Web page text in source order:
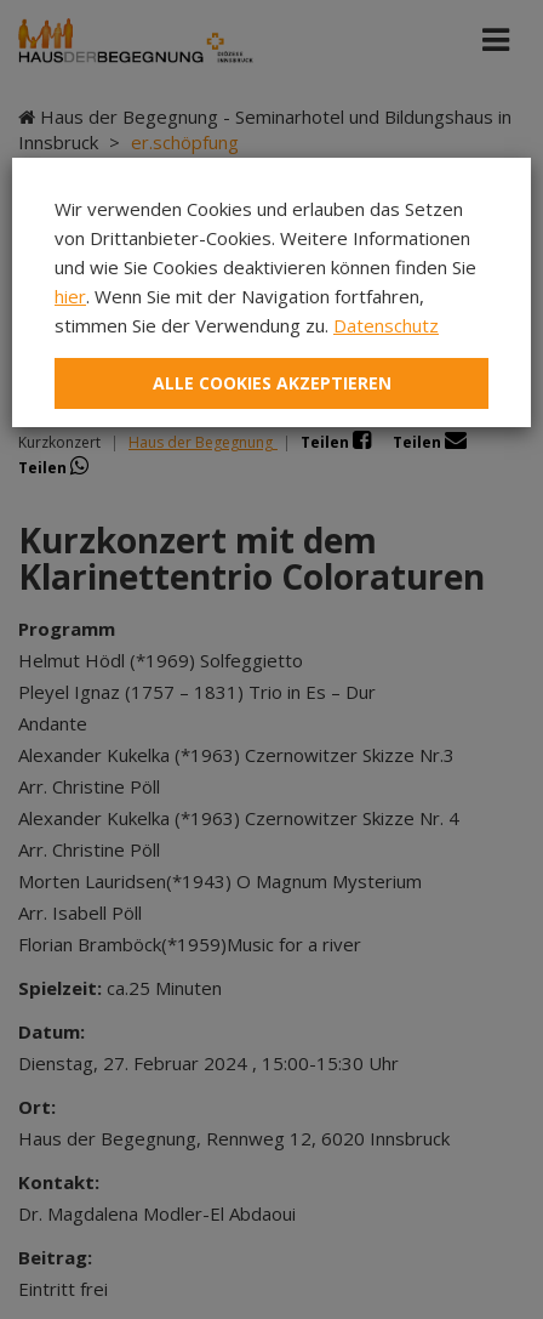
Haus der Begegnung - Seminarhotel und Bildungshaus in
Innsbruck > er.schöpfung
er.schöpfung
Kurzkonzert | Haus der Begegnung | Teilen
Teilen
Teilen
Kurzkonzert mit dem
Klarinettentrio Coloraturen
Programm
Helmut Hödl (*1969) Solfeggietto
Pleyel Ignaz (1757 – 1831) Trio in Es – Dur
Andante
Alexander Kukelka (*1963) Czernowitzer Skizze Nr.3
Arr. Christine Pöll
Alexander Kukelka (*1963) Czernowitzer Skizze Nr. 4
Arr. Christine Pöll
Morten Lauridsen(*1943) O Magnum Mysterium
Arr. Isabell Pöll
Florian Bramböck(*1959)Music for a river
Spielzeit: ca.25 Minuten
Datum:
Dienstag, 27. Februar 2024 , 15:00-15:30 Uhr
Ort:
Haus der Begegnung, Rennweg 12, 6020 Innsbruck
Kontakt:
Dr. Magdalena Modler-El Abdaoui
Beitrag:
Eintritt frei
Wir verwenden Cookies und erlauben das Setzen
von Drittanbieter-Cookies. Weitere Informationen
und wie Sie Cookies deaktivieren können finden Sie
hier. Wenn Sie mit der Navigation fortfahren,
stimmen Sie der Verwendung zu. Datenschutz
ALLE COOKIES AKZEPTIEREN